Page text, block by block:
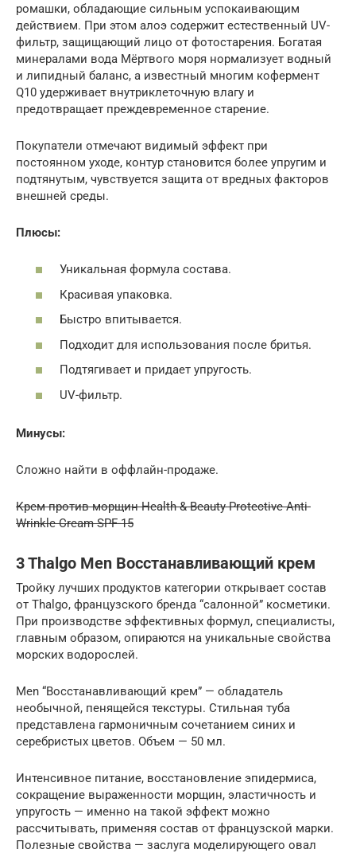
ромашки, обладающие сильным успокаивающим
действием. При этом алоэ содержит естественный UV-
фильтр, защищающий лицо от фотостарения. Богатая
минералами вода Мёртвого моря нормализует водный
и липидный баланс, а известный многим кофермент
Q10 удерживает внутриклеточную влагу и
предотвращает преждевременное старение.
Покупатели отмечают видимый эффект при
постоянном уходе, контур становится более упругим и
подтянутым, чувствуется защита от вредных факторов
внешней среды.
Плюсы:
Уникальная формула состава.
Красивая упаковка.
Быстро впитывается.
Подходит для использования после бритья.
Подтягивает и придает упругость.
UV-фильтр.
Минусы:
Сложно найти в оффлайн-продаже.
Крем против морщин Health & Beauty Protective Anti-
Wrinkle Cream SPF-15
3 Thalgo Men Восстанавливающий крем
Тройку лучших продуктов категории открывает состав
от Thalgo, французского бренда “салонной” косметики.
При производстве эффективных формул, специалисты,
главным образом, опираются на уникальные свойства
морских водорослей.
Men “Восстанавливающий крем” — обладатель
необычной, пенящейся текстуры. Стильная туба
представлена гармоничным сочетанием синих и
серебристых цветов. Объем — 50 мл.
Интенсивное питание, восстановление эпидермиса,
сокращение выраженности морщин, эластичность и
упругость — именно на такой эффект можно
рассчитывать, применяя состав от французской марки.
Полезные свойства — заслуга моделирующего овал